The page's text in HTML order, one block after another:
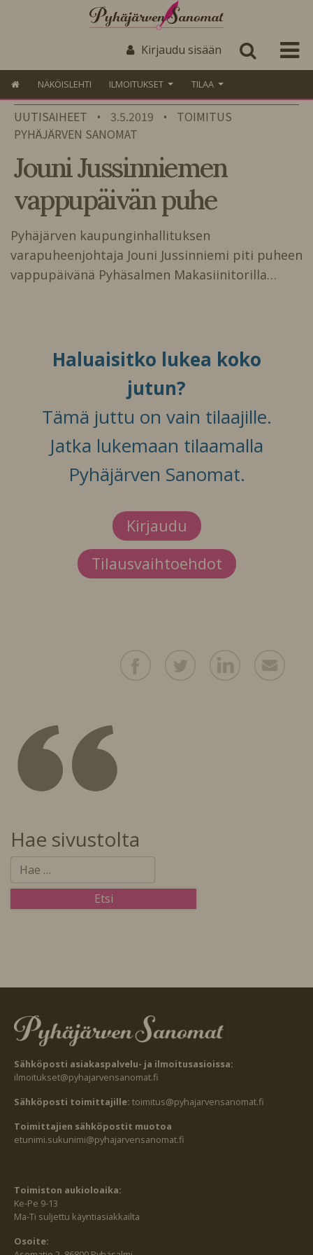
Kirjaudu sisään
NÄKÖISLEHTI ILMOITUKSET TILAA
UUTISAIHEET • 3.5.2019 •
TOIMITUS
PYHÄJÄRVEN SANOMAT
Jouni Jussinniemen
vappupäivän puhe
Pyhäjärven kaupunginhallituksen
varapuheenjohtaja Jouni Jussinniemi piti puheen
vappupäivänä Pyhäsalmen Makasiinitorilla…
Haluaisitko lukea koko
jutun?
Tämä juttu on vain tilaajille.
Jatka lukemaan tilaamalla
Pyhäjärven Sanomat.
Kirjaudu
Tilausvaihtoehdot
Hae sivustolta
Sähköposti asiakaspalvelu- ja ilmoitusasioissa:
ilmoitukset@pyhajarvensanomat.fi
Sähköposti toimittajille: toimitus@pyhajarvensanomat.fi
Toimittajien sähköpostit muotoa
etunimi.sukunimi@pyhajarvensanomat.fi
Toimiston aukioloaika:
Ke-Pe 9-13
Ma-Ti suljettu käyntiasiakkailta
Osoite: